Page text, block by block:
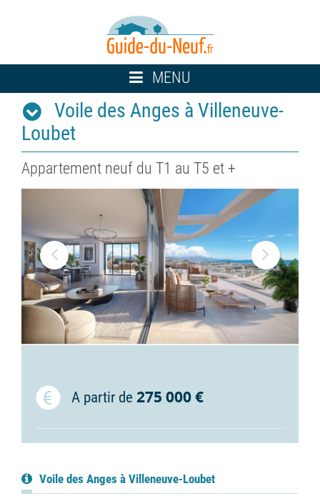
Toggle
navigation
MENU
Voile des Anges à Villeneuve-
Loubet
Appartement neuf du T1 au T5 et +
A partir de 275 000 €
Voile des Anges à Villeneuve-Loubet